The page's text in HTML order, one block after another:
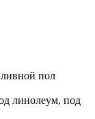
пол
линолеум, под